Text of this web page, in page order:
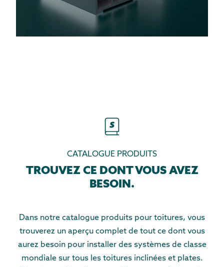
CATALOGUE PRODUITS
TROUVEZ CE DONT VOUS AVEZ
BESOIN.
Dans notre catalogue produits pour toitures, vous
trouverez un aperçu complet de tout ce dont vous
aurez besoin pour installer des systèmes de classe
mondiale sur tous les toitures inclinées et plates.